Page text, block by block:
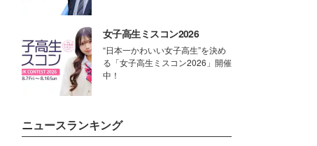
女子高生ミスコン2026
“日本一かわいい女子高生”を決め
る「女子高生ミスコン2026」開催
中！
ニュースランキング